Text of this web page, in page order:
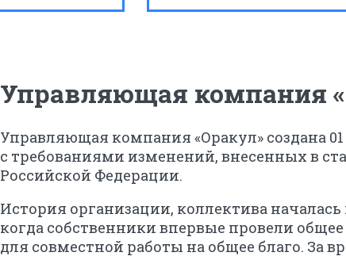
Управляющая компания
Управляющая компания «Оракул» создана 01
с требованиями изменений, внесенных в
Российской Федерации.
История организации, коллектива началась
когда собственники впервые провели
для совместной работы на общее благо. За